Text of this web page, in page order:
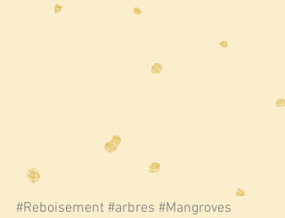
#Reboisement #arbres #Mangroves